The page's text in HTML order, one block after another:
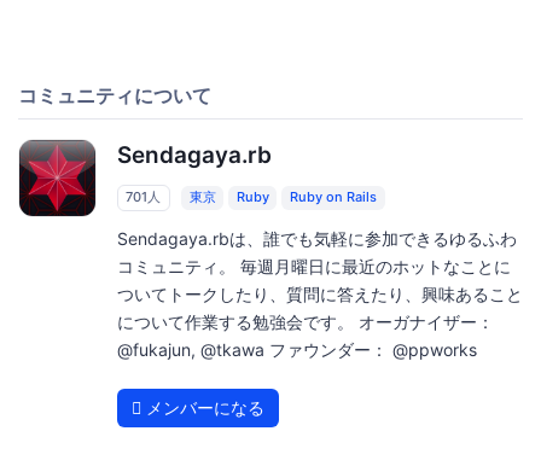
コミュニティについて
Sendagaya.rb
701人 東京 Ruby Ruby on Rails
Sendagaya.rbは、誰でも気軽に参加できるゆるふわ
コミュニティ。 毎週月曜日に最近のホットなことに
ついてトークしたり、質問に答えたり、興味あること
について作業する勉強会です。 オーガナイザー：
@fukajun, @tkawa ファウンダー： @ppworks
メンバーになる